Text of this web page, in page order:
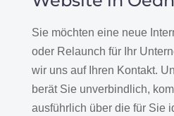
Sie möchten eine neue
oder Relaunch für Ihr
wir uns auf Ihren Kontakt.
berät Sie unverbindlich,
ausführlich über die für Sie